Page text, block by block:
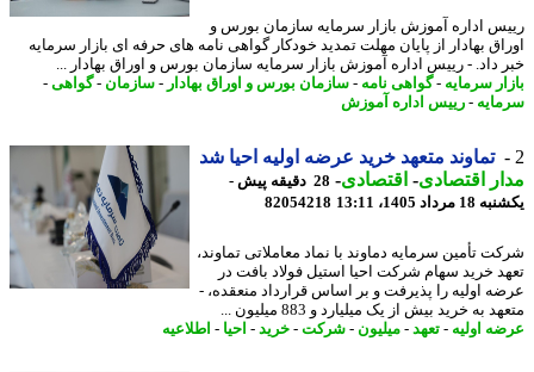
اداره آموزش بازار سرمایه سازمان بورس و
بهادار از پایان مهلت تمدید خودکار گواهی نامه های حرفه ای بازار سرمایه
داد. - رییس اداره آموزش بازار سرمایه سازمان بورس و اوراق بهادار ...
سرمایه -گواهی نامه -سازمان بورس و اوراق بهادار-سازمان -گواهی-
-رییس اداره آموزش
تماوند متعهد خرید عرضه اولیه احیا شد
اقتصادی-اقتصادی-
28 دقیقه پیش -
1405، 13:11
82054218
تأمین سرمایه دماوند با نماد معاملاتی تماوند،
خرید سهام شرکت احیا استیل فولاد بافت در
اولیه را پذیرفت و بر اساس قرارداد منعقده، -
به خرید بیش از یک میلیارد و 883 میلیون ...
اولیه -تعهد -میلیون-شرکت-خرید- احیا-اطلاعیه